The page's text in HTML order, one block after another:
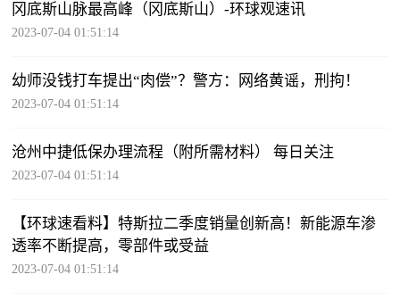
冈底斯山脉最高峰（冈底斯山）-环球观速讯
2023-07-04 01:51:14
幼师没钱打车提出“肉偿”？警方：网络黄谣，刑拘！
2023-07-04 01:51:14
沧州中捷低保办理流程（附所需材料） 每日关注
2023-07-04 01:51:14
【环球速看料】特斯拉二季度销量创新高！新能源车渗
透率不断提高，零部件或受益
2023-07-04 01:51:14